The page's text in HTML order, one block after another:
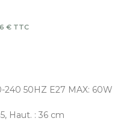
€ TTC
240 50HZ E27 MAX: 60W
Haut. : 36 cm